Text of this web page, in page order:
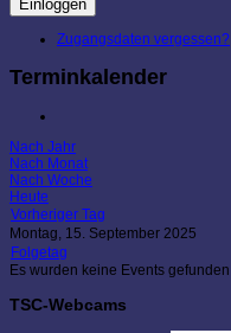
Einloggen
Zugangsdaten vergessen?
Terminkalender
Nach Jahr
Nach Monat
Nach Woche
Heute
Vorheriger Tag
Montag, 15. September 2025
Folgetag
Es wurden keine Events gefunden
TSC-Webcams